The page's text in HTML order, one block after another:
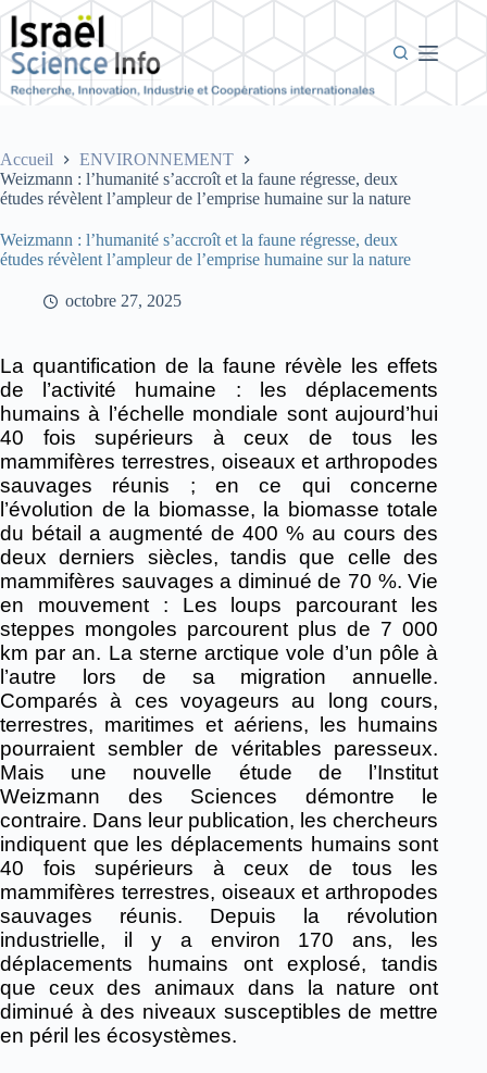
Passer
contenu
Accueil
ENVIRONNEMENT
Weizmann : l’humanité s’accroît et la faune régresse, deux
études révèlent l’ampleur de l’emprise humaine sur la nature
Weizmann : l’humanité s’accroît et la faune régresse, deux
études révèlent l’ampleur de l’emprise humaine sur la nature
octobre 27, 2025
La quantification de la faune révèle les effets
de l’activité humaine : les déplacements
humains à l’échelle mondiale sont aujourd’hui
40 fois supérieurs à ceux de tous les
mammifères terrestres, oiseaux et arthropodes
sauvages réunis ; en ce qui concerne
l’évolution de la biomasse, la biomasse totale
du bétail a augmenté de 400 % au cours des
deux derniers siècles, tandis que celle des
mammifères sauvages a diminué de 70 %. Vie
en mouvement : Les loups parcourant les
steppes mongoles parcourent plus de 7 000
km par an. La sterne arctique vole d’un pôle à
l’autre lors de sa migration annuelle.
Comparés à ces voyageurs au long cours,
terrestres, maritimes et aériens, les humains
pourraient sembler de véritables paresseux.
Mais une nouvelle étude de l’Institut
Weizmann des Sciences démontre le
contraire. Dans leur publication, les chercheurs
indiquent que les déplacements humains sont
40 fois supérieurs à ceux de tous les
mammifères terrestres, oiseaux et arthropodes
sauvages réunis. Depuis la révolution
industrielle, il y a environ 170 ans, les
déplacements humains ont explosé, tandis
que ceux des animaux dans la nature ont
diminué à des niveaux susceptibles de mettre
en péril les écosystèmes.